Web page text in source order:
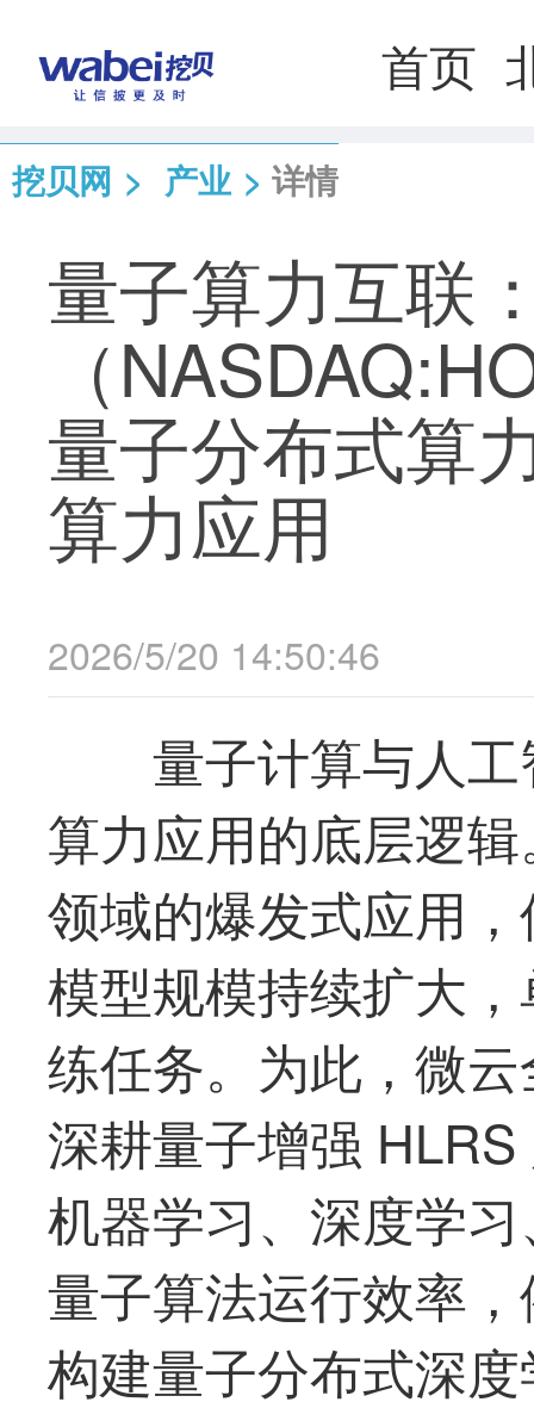
首页
挖贝网 > 产业 > 详情
量子算力互联
（
量子分布式算
算力应用
2026/5/20 14:50:46
量子计算与人
算力应用的底层逻
领域的爆发式应用
模型规模持续扩大
练任务。为此，微
深耕量子增强
机器学习、深度学
量子算法运行效率
构建量子分布式深